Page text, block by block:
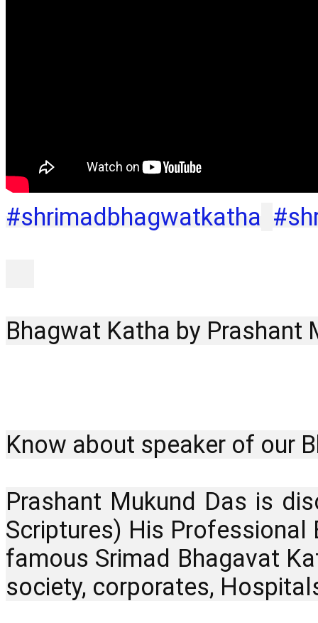
#shrimadbhagwatkatha
Bhagwat Katha by Prashant
Know about speaker of our
Prashant Mukund Das is
Scriptures) His Professional
famous Srimad Bhagavat
society, corporates,